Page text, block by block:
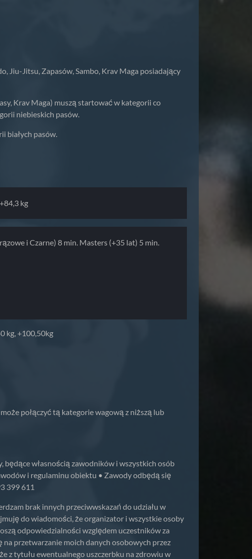
Jiu-Jitsu, Zapasów, Sambo, Krav Maga posiadający
Krav Maga) muszą startować w kategorii co
niebieskich pasów.
białych pasów.
kg
i Czarne) 8 min. Masters (+35 lat) 5 min.
kg, +100,50kg
połączyć tą kategorie wagową z niższą lub
własnością zawodników i wszystkich osób
i regulaminu obiektu • Zawody odbędą się
399 611
brak innych przeciwwskazań do udziału w
do wiadomości, że organizator i wszystkie osoby
odpowiedzialności względem uczestników za
przetwarzanie moich danych osobowych przez
z tytułu ewentualnego uszczerbku na zdrowiu w